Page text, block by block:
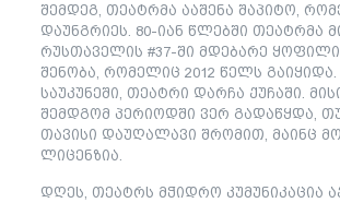
შემდეგ, თეატრმა ააშენა შაპიტო,
დაუნგრიეს. 80-იან წლებში თეატრმა
რუსთაველის #37-ში მდებარე
შენობა, რომელიც 2012 წელს გაიყიდა.
საუკუნეში, თეატრი დარჩა ქუჩაში.
შემდგომ პერიოდში ვერ გადაწყდა,
თავისი დაუღალავი შრომით, მაინც
ლიცენზია.
დღეს, თეატრს მჭიდრო კუმუნიკაცია